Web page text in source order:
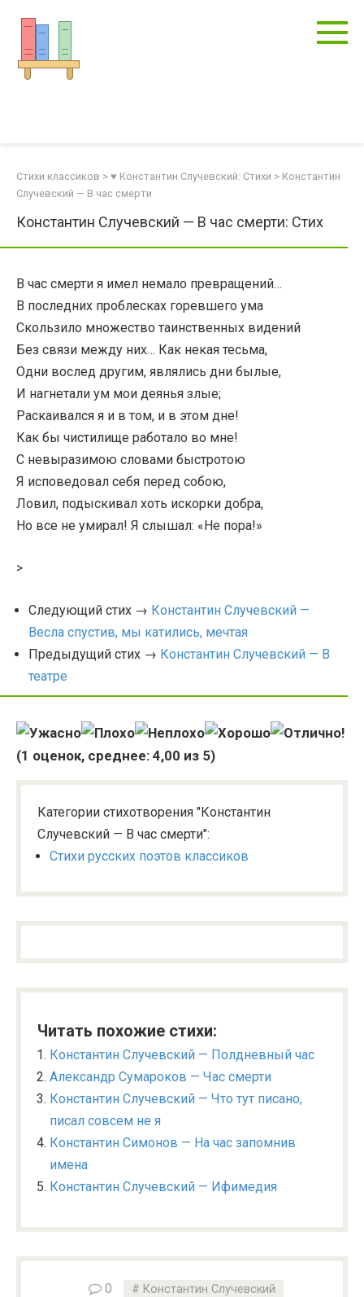
контенту
Стихи классиков > ♥ Константин Случевский: Стихи > Константин
Случевский — В час смерти
Константин Случевский — В час смерти: Стих
В час смерти я имел немало превращений…
В последних проблесках горевшего ума
Скользило множество таинственных видений
Без связи между них… Как некая тесьма,
Одни вослед другим, являлись дни былые,
И нагнетали ум мои деянья злые;
Раскаивался я и в том, и в этом дне!
Как бы чистилище работало во мне!
С невыразимою словами быстротою
Я исповедовал себя перед собою,
Ловил, подыскивал хоть искорки добра,
Но все не умирал! Я слышал: «Не пора!»
>
Следующий стих → Константин Случевский —
Весла спустив, мы катились, мечтая
Предыдущий стих → Константин Случевский — В
театре
(1 оценок, среднее: 4,00 из 5)
Категории стихотворения "Константин
Случевский — В час смерти":
Стихи русских поэтов классиков
Читать похожие стихи:
Константин Случевский — Полдневный час
Александр Сумароков — Час смерти
Константин Случевский — Что тут писано,
писал совсем не я
Константин Симонов — На час запомнив
имена
Константин Случевский — Ифимедия
0 Константин Случевский